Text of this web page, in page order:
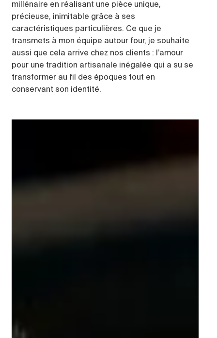
millénaire en réalisant une pièce unique,
précieuse, inimitable grâce à ses
caractéristiques particulières. Ce que je
transmets à mon équipe autour four, je souhaite
aussi que cela arrive chez nos clients : l’amour
pour une tradition artisanale inégalée qui a su se
transformer au fil des époques tout en
conservant son identité.